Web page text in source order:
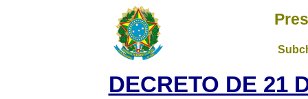
DECRETO DE 21